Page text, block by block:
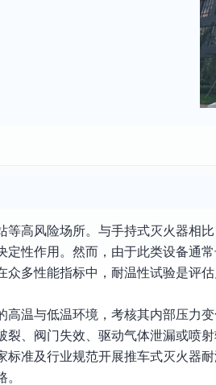
高风险场所。与手持式灭火器相
性作用。然而，由于此类设备通
多性能指标中，耐温性试验是评
温与低温环境，考核其内部压力
、阀门失效、驱动气体泄漏或喷
准及行业规范开展推车式灭火器